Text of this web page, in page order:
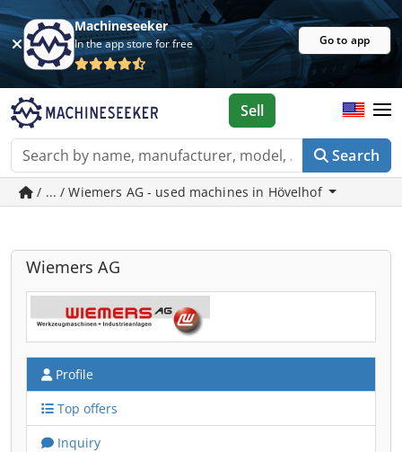
Machineseeker
In the app store for free Go to app
Search
Sell
/ ... / Wiemers AG - used machines in Hövelhof
Wiemers AG
Profile
Top offers
Inquiry